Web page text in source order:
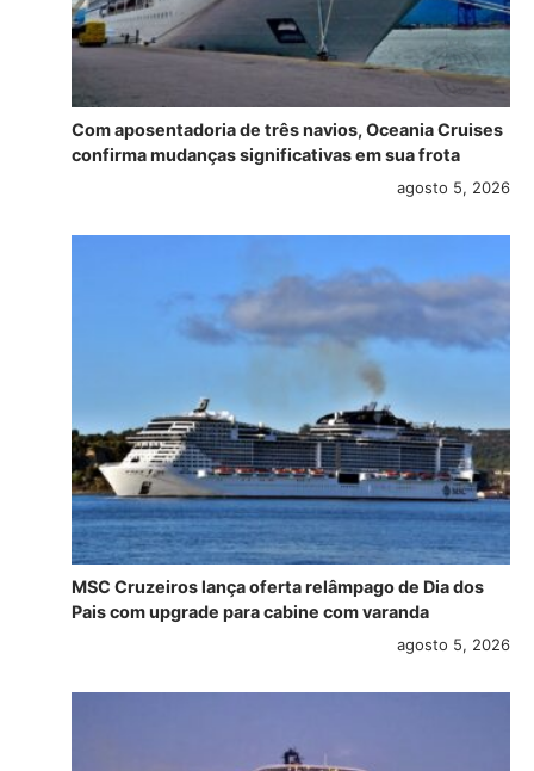
Com aposentadoria de três navios, Oceania Cruises
confirma mudanças significativas em sua frota
agosto 5, 2026
MSC Cruzeiros lança oferta relâmpago de Dia dos
Pais com upgrade para cabine com varanda
agosto 5, 2026